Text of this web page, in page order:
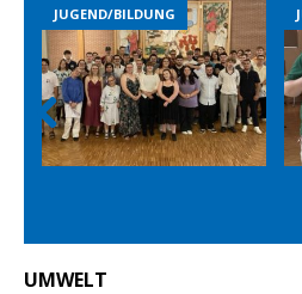
JUGEND/BILDUNG
Prev
ious
UMWELT